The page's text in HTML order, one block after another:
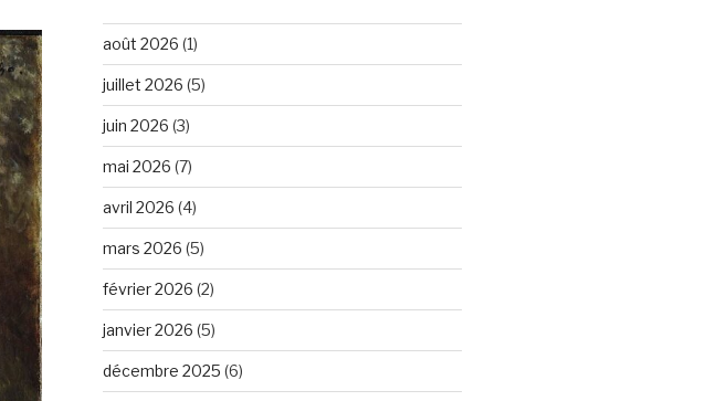
août 2026 (1)
juillet 2026 (5)
juin 2026 (3)
mai 2026 (7)
avril 2026 (4)
mars 2026 (5)
février 2026 (2)
janvier 2026 (5)
décembre 2025 (6)